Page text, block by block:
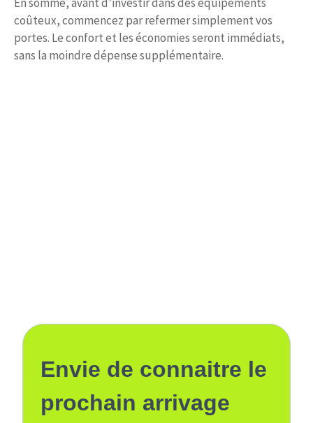
coûteux, commencez par refermer simplement vos
portes. Le confort et les économies seront immédiats,
sans la moindre dépense supplémentaire.
Envie de connaitre le
prochain arrivage